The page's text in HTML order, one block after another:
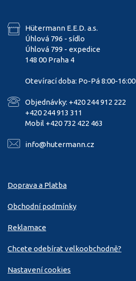
Hütermann E.E.D. a.s.
Úhlová 796 - sídlo
Úhlová 799 - expedice
148 00 Praha 4
Otevírací doba: Po-Pá 8:00-16:00
Objednávky: +420 244 912 222
+420 244 913 311
Mobil +420 732 422 463
info@hutermann.cz
Doprava a Platba
Obchodní podmínky
Reklamace
Chcete odebírat velkoobchodně?
Nastavení cookies